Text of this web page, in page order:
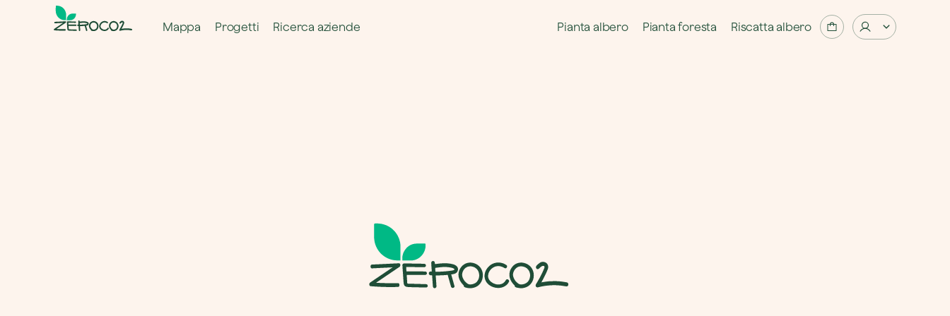
Mappa Progetti Ricerca aziende Pianta albero Pianta foresta Riscatta albero